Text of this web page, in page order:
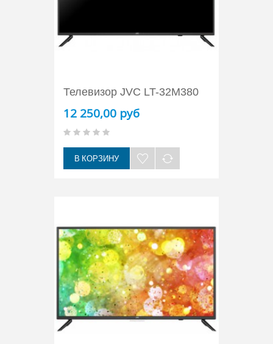
Телевизор JVC LT-32M380
12 250,00 руб
В КОРЗИНУ